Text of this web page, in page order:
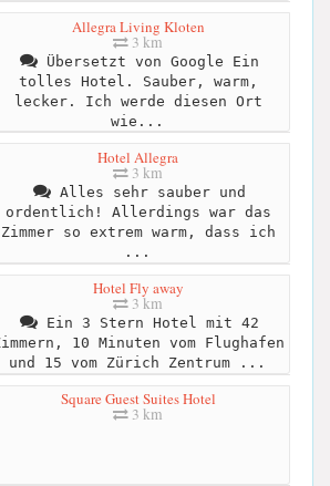
Allegra Living Kloten
3 km
Übersetzt von Google Ein
tolles Hotel. Sauber, warm,
lecker. Ich werde diesen Ort
wie...
Hotel Allegra
3 km
Alles sehr sauber und
ordentlich! Allerdings war das
Zimmer so extrem warm, dass ich
...
Hotel Fly away
3 km
Ein 3 Stern Hotel mit 42
10 Minuten vom Flughafen
und 15 vom Zürich Zentrum ...
Square Guest Suites Hotel
3 km